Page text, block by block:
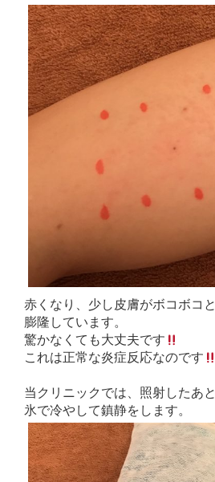
赤くなり、少し皮膚がボコボコと
膨隆しています。
驚かなくても大丈夫です
これは正常な炎症反応なのです
当クリニックでは、照射したあと
氷で冷やして鎮静をします。